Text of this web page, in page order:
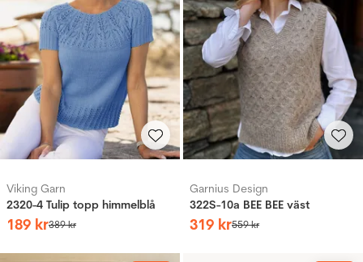
Viking Garn
2320-4 Tulip topp himmelblå
189 kr389kr
Garnius Design
322S-10a BEE BEE väst
319 kr559kr